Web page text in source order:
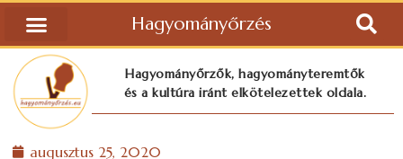
Hagyományőrzés
Hagyományőrzők, hagyományteremtők
és a kultúra iránt elkötelezettek oldala.
augusztus 25, 2020